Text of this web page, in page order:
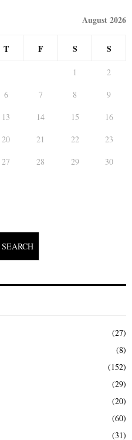
August 2026
T F S S
1
2
6 7 8
9
13 14 15
16
20 21 22
23
27 28 29
30
SEARCH
(27)
(8)
(152)
(29)
(20)
(60)
(31)